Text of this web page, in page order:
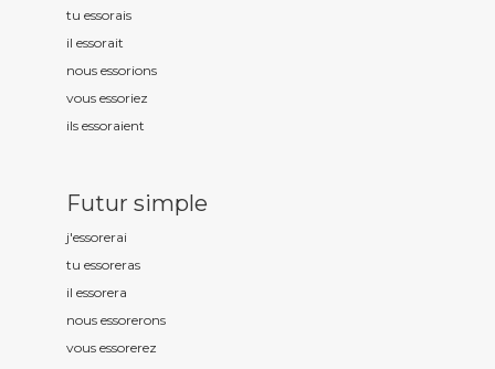
tu essorais
il essorait
nous essorions
vous essoriez
ils essoraient
Futur simple
j'essorerai
tu essoreras
il essorera
nous essorerons
vous essorerez